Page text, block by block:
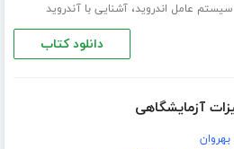
سیستم عامل اندروید،آشنایی با آندروید
دانلود کتاب
آزمایشگاهی